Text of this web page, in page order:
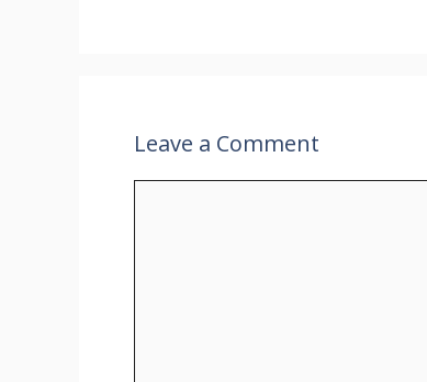
Leave a Comment